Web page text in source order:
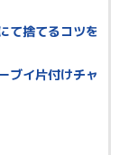
て捨てるコツを
ブイ片付けチャ